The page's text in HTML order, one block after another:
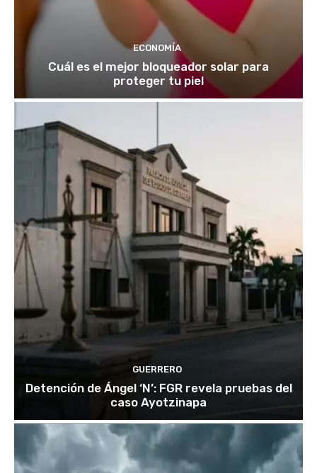
ECONOMÍA
Cuál es el mejor bloqueador solar para
proteger tu piel
GUERRERO
Detención de Ángel ‘N’: FGR revela pruebas del
caso Ayotzinapa